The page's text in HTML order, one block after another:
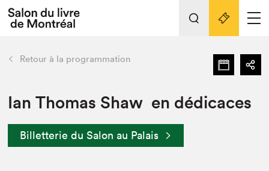
L'événement
Préparer sa visite au Salon
Actualités
retour Nos activités
Préparer sa visite
Liens pratiques
Retour à la programmation
Ian Thomas Shaw en dédicaces
Billetterie du Salon au Palais